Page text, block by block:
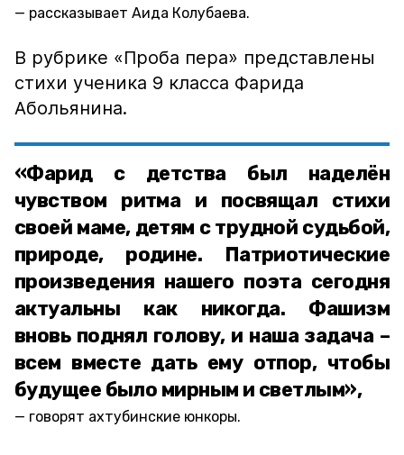
рассказывает Аида Колубаева.
В рубрике «Проба пера» представлены
стихи ученика 9 класса Фарида
Абольянина.
«Фарид с детства был наделён
чувством ритма и посвящал стихи
своей маме, детям с трудной судьбой,
природе, родине. Патриотические
произведения нашего поэта сегодня
актуальны как никогда. Фашизм
вновь поднял голову, и наша задача –
всем вместе дать ему отпор, чтобы
будущее было мирным и светлым»,
говорят ахтубинские юнкоры.